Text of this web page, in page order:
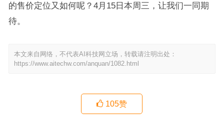
的售价定位又如何呢？4月15日本周三，让我们一同期
待。
本文来自网络，不代表AI科技网立场，转载请注明出处：
https://www.aitechw.com/anquan/1082.html
105赞